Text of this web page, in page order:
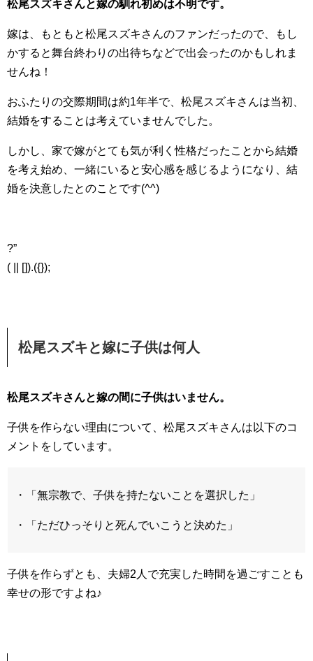
松尾スズキさんと嫁の馴れ初めは不明です。
嫁は、もともと松尾スズキさんのファンだったので、もし
かすると舞台終わりの出待ちなどで出会ったのかもしれま
せんね！
おふたりの交際期間は約1年半で、松尾スズキさんは当初、
結婚をすることは考えていませんでした。
しかし、家で嫁がとても気が利く性格だったことから結婚
を考え始め、一緒にいると安心感を感じるようになり、結
婚を決意したとのことです(^^)
?”
( || []).({});
松尾スズキと嫁に子供は何人
松尾スズキさんと嫁の間に子供はいません。
子供を作らない理由について、松尾スズキさんは以下のコ
メントをしています。
・「無宗教で、子供を持たないことを選択した」
・「ただひっそりと死んでいこうと決めた」
子供を作らずとも、夫婦2人で充実した時間を過ごすことも
幸せの形ですよね♪